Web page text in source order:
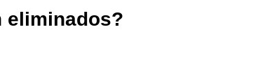
eliminados?